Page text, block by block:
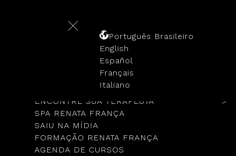
NOSSA HISTÓRIA
ENCONTRE SUA TERAPEUTA
SPA RENATA FRANÇA
SAIU NA MÍDIA
FORMAÇÃO RENATA FRANÇA
AGENDA DE CURSOS
Português Brasileiro
English
Español
Français
Italiano